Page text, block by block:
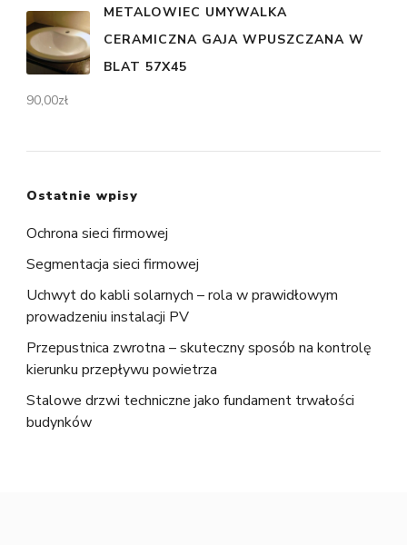
METALOWIEC UMYWALKA
CERAMICZNA GAJA WPUSZCZANA W
BLAT 57X45
90,00zł
Ostatnie wpisy
Ochrona sieci firmowej
Segmentacja sieci firmowej
Uchwyt do kabli solarnych – rola w prawidłowym
prowadzeniu instalacji PV
Przepustnica zwrotna – skuteczny sposób na kontrolę
kierunku przepływu powietrza
Stalowe drzwi techniczne jako fundament trwałości
budynków